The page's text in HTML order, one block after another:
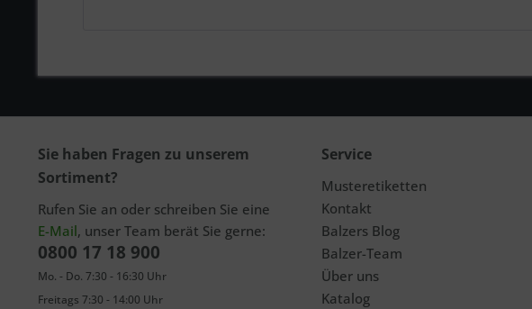
Sie haben Fragen zu unserem
Sortiment?
Rufen Sie an oder schreiben Sie eine
E-Mail, unser Team berät Sie gerne:
0800 17 18 900
Mo. - Do. 7:30 - 16:30 Uhr
Freitags 7:30 - 14:00 Uhr
Service
Musteretiketten
Kontakt
Balzers Blog
Balzer-Team
Über uns
Katalog